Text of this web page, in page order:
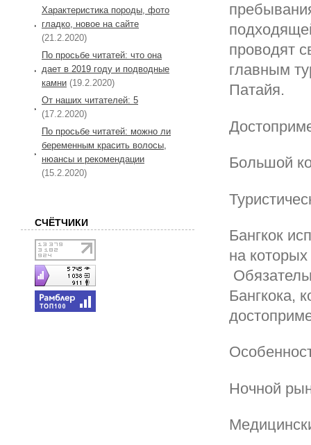
проводят
главным
Патайя.
Большой
Бангкок
на
Бангкока,
Ночной
Характеристика породы, фото
гладко, новое на сайте
(21.2.2020)
По просьбе читатей: что она
дает в 2019 году и подводные
камни (19.2.2020)
От наших читателей: 5
(17.2.2020)
По просьбе читатей: можно ли
беременным красить волосы,
нюансы и рекомендации
(15.2.2020)
СЧЁТЧИКИ